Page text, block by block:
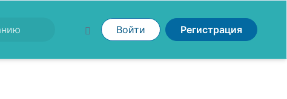
Войти Регистрация